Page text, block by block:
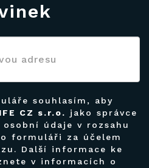
souhlasím, aby
CZ s.r.o.
jako správce
osobní údaje v rozsahu
formuláři za účelem
Další informace ke
v informacích o